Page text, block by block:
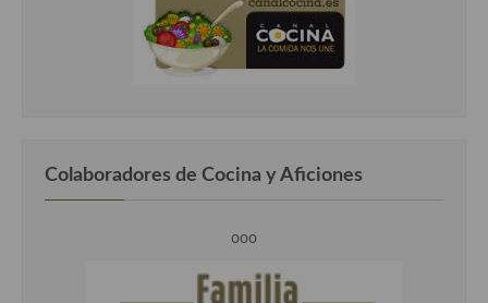
Colaboradores de Cocina y Aficiones
ooo